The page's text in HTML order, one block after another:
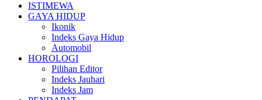
ISTIMEWA
GAYA HIDUP
Ikonik
Indeks Gaya Hidup
Automobil
HOROLOGI
Pilihan Editor
Indeks Jauhari
Indeks Jam